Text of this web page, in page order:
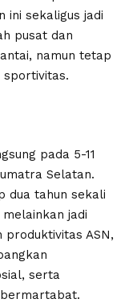
ini sekaligus jadi
pusat dan
namun tetap
sportivitas.
pada 5-11
Selatan.
dua tahun sekali
jadi
ASN,
serta